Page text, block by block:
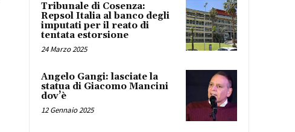
Tribunale di Cosenza:
Repsol Italia al banco degli
imputati per il reato di
tentata estorsione
24 Marzo 2025
Angelo Gangi: lasciate la
statua di Giacomo Mancini
dov’è
12 Gennaio 2025